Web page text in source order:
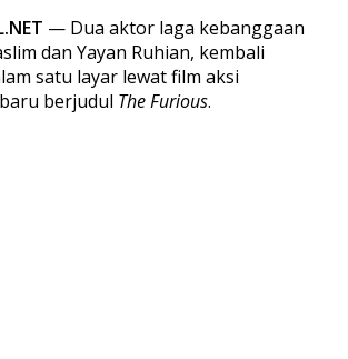
— Dua aktor laga kebanggaan
dan Yayan Ruhian, kembali
satu layar lewat film aksi
berjudul The Furious.